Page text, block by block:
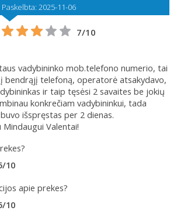
Paskelbta: 2025-11-06
7/10
vadybininko mob.telefono numerio, tai
bendrąjį telefoną, operatorė atsakydavo,
ir taip tęsėsi 2 savaites be jokių
konkrečiam vadybininkui, tada
išspręstas per 2 dienas.
Mindaugui Valentai!
10
apie prekes?
10